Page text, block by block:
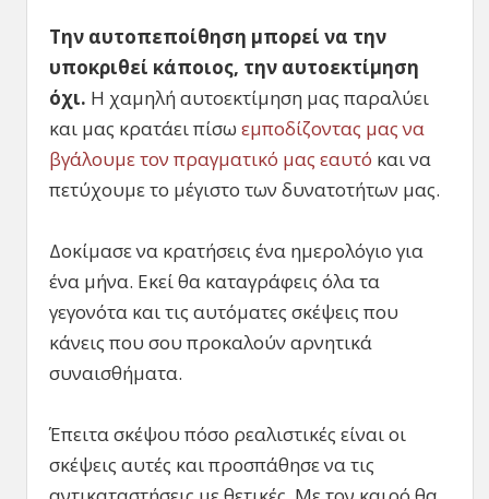
Την αυτοπεποίθηση μπορεί να την
υποκριθεί κάποιος, την αυτοεκτίμηση
όχι. Η χαμηλή αυτοεκτίμηση μας παραλύει
και μας κρατάει πίσω εμποδίζοντας μας να
βγάλουμε τον πραγματικό μας εαυτό και να
πετύχουμε το μέγιστο των δυνατοτήτων μας.
Δοκίμασε να κρατήσεις ένα ημερολόγιο για
ένα μήνα. Εκεί θα καταγράφεις όλα τα
γεγονότα και τις αυτόματες σκέψεις που
κάνεις που σου προκαλούν αρνητικά
συναισθήματα.
Έπειτα σκέψου πόσο ρεαλιστικές είναι οι
σκέψεις αυτές και προσπάθησε να τις